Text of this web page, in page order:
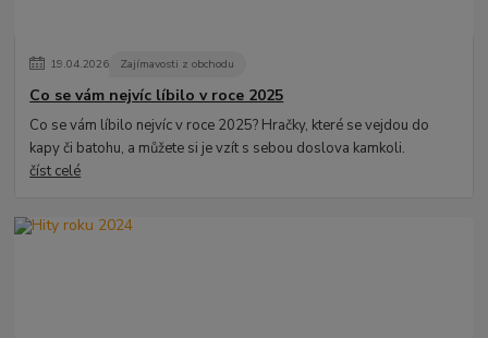
19.04.2026 Zajímavosti z obchodu
Co se vám nejvíc líbilo v roce 2025
Co se vám líbilo nejvíc v roce 2025? Hračky, které se vejdou do
kapy či batohu, a můžete si je vzít s sebou doslova kamkoli.
číst celé